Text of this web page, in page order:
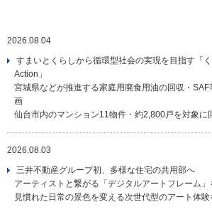
2026.08.04
すまいとくらしから循環型社会の実現を目指す「
Action」
宮城県などが推進する家庭用廃食用油の回収・
画
仙台市内のマンション11物件・約2,800戸を対象に
2026.08.03
三井不動産グループ初、多様な住宅の共用部へ
アーティストと繋がる「デジタルアートフレーム」
見慣れた日常の景色を変える次世代型のアート体験